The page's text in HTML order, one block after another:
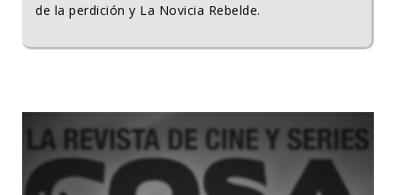
de la perdición y La Novicia Rebelde.